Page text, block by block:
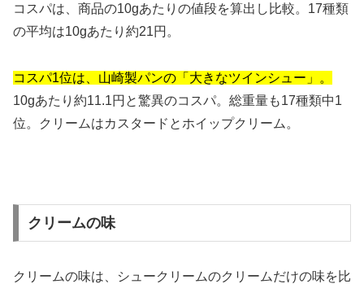
コスパは、商品の10gあたりの値段を算出し比較。17種類
の平均は10gあたり約21円。
コスパ1位は、山崎製パンの「大きなツインシュー」。
10gあたり約11.1円と驚異のコスパ。総重量も17種類中1
位。クリームはカスタードとホイップクリーム。
クリームの味
クリームの味は、シュークリームのクリームだけの味を比